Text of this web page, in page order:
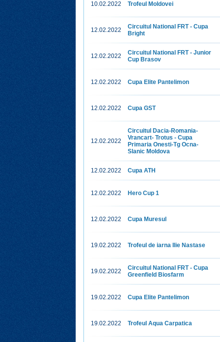
10.02.2022 Trofeul Moldovei
12.02.2022
Circuitul National FRT - Cupa
Bright
12.02.2022
Circuitul National FRT ‐ Junior
Cup Brasov
12.02.2022 Cupa Elite Pantelimon
12.02.2022 Cupa GST
12.02.2022
Circuitul Dacia‐Romania‐
Vrancart‐ Trotus ‐ Cupa
Primaria Onesti‐Tg Ocna‐
Slanic Moldova
12.02.2022 Cupa ATH
12.02.2022 Hero Cup 1
12.02.2022 Cupa Muresul
19.02.2022 Trofeul de iarna Ilie Nastase
19.02.2022
Circuitul National FRT - Cupa
Greenfield Biosfarm
19.02.2022 Cupa Elite Pantelimon
19.02.2022 Trofeul Aqua Carpatica